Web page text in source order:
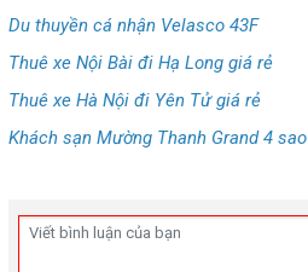
Du thuyền cá nhận Velasco 43F
Thuê xe Nội Bài đi Hạ Long giá rẻ
Thuê xe Hà Nội đi Yên Tử giá rẻ
Khách sạn Mường Thanh Grand 4 sao